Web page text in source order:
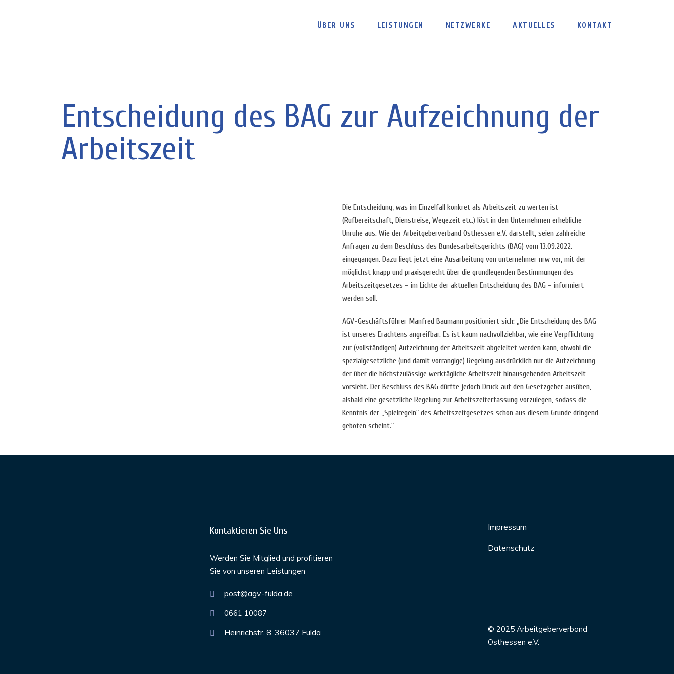
ÜBER UNS LEISTUNGEN NETZWERKE AKTUELLES KONTAKT
Entscheidung des BAG zur Aufzeichnung der
Arbeitszeit
Die Entscheidung, was im Einzelfall konkret als Arbeitszeit zu werten ist
(Rufbereitschaft, Dienstreise, Wegezeit etc.) löst in den Unternehmen erhebliche
Unruhe aus. Wie der Arbeitgeberverband Osthessen e.V. darstellt, seien zahlreiche
Anfragen zu dem Beschluss des Bundesarbeitsgerichts (BAG) vom 13.09.2022.
eingegangen. Dazu liegt jetzt eine Ausarbeitung von unternehmer nrw vor, mit der
möglichst knapp und praxisgerecht über die grundlegenden Bestimmungen des
Arbeitszeitgesetzes – im Lichte der aktuellen Entscheidung des BAG – informiert
werden soll.
AGV-Geschäftsführer Manfred Baumann positioniert sich: „Die Entscheidung des BAG
ist unseres Erachtens angreifbar. Es ist kaum nachvollziehbar, wie eine Verpflichtung
zur (vollständigen) Aufzeichnung der Arbeitszeit abgeleitet werden kann, obwohl die
spezialgesetzliche (und damit vorrangige) Regelung ausdrücklich nur die Aufzeichnung
der über die höchstzulässige werktägliche Arbeitszeit hinausgehenden Arbeitszeit
vorsieht. Der Beschluss des BAG dürfte jedoch Druck auf den Gesetzgeber ausüben,
alsbald eine gesetzliche Regelung zur Arbeitszeiterfassung vorzulegen, sodass die
Kenntnis der „Spielregeln“ des Arbeitszeitgesetzes schon aus diesem Grunde dringend
geboten scheint.“
Kontaktieren Sie Uns
Werden Sie Mitglied und profitieren
Sie von unseren Leistungen
post@agv-fulda.de
0661 10087
Heinrichstr. 8, 36037 Fulda
Impressum
Datenschutz
© 2025 Arbeitgeberverband
Osthessen e.V.